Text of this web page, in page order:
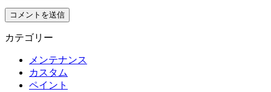
カテゴリー
メンテナンス
カスタム
ペイント